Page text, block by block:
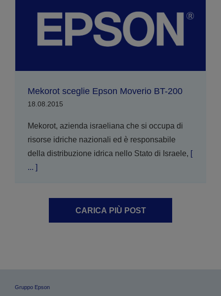
Mekorot sceglie Epson Moverio BT-200
18.08.2015
Mekorot, azienda israeliana che si occupa di
risorse idriche nazionali ed è responsabile
della distribuzione idrica nello Stato di Israele, [
... ]
CARICA PIÙ POST
Gruppo Epson